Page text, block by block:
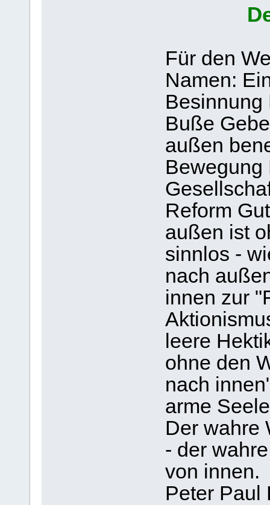
Für den
Namen:
Besinnung
Buße
außen
Bewegung
Reform
außen ist
sinnlos -
nach
innen zur
leere
ohne den
nach
arme
Der wahre
- der
von innen.
Peter Paul